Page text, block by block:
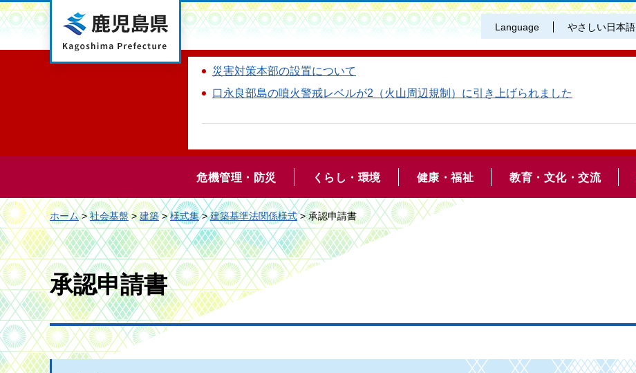
鹿児島県 Language やさしい日本語
災害対策本部の設置について
口永良部島の噴火警戒レベルが2（火山周辺規制）に引き上げられました
危機管理・防災 くらし・環境 健康・福祉 教育・文化・交流
ホーム>社会基盤>建築>様式集>建築基準法関係様式> 承認申請書
承認申請書